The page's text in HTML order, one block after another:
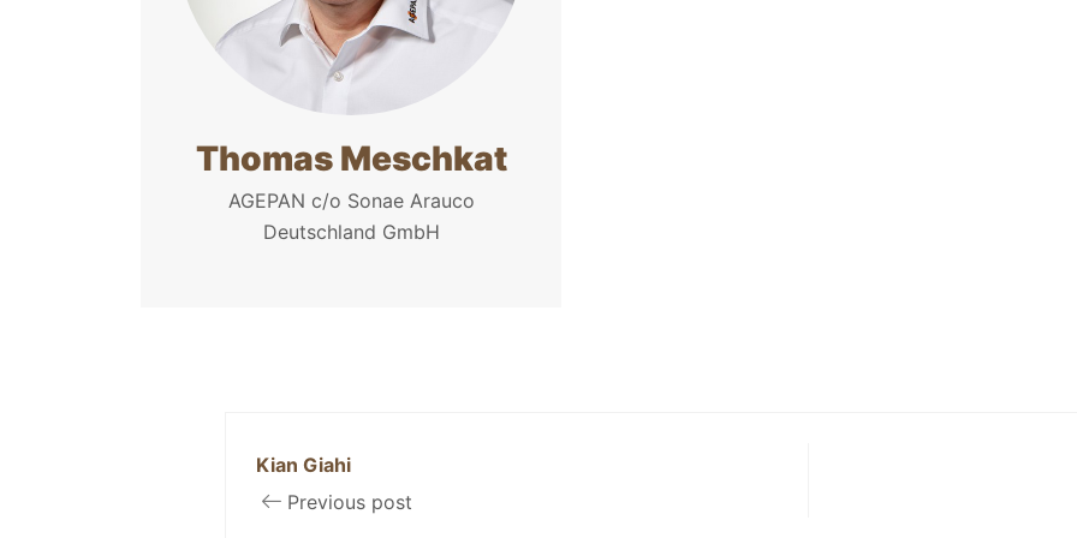
Thomas Meschkat
AGEPAN c/o Sonae Arauco
Deutschland GmbH
Kian Giahi
Previous post